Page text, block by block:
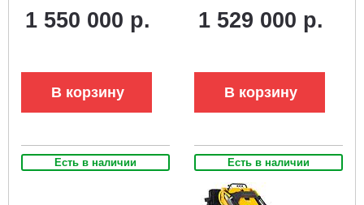
120 см., + каркас
безопасности с
1 550 000 р.
В корзину
4WD 97D2C2 (CZE,
1 529 000 р.
В корзину
Есть в наличии Есть в наличии